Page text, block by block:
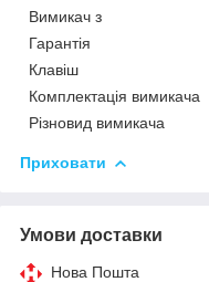
Вимикач з
Гарантія
Клавіш
Комплектація вимикача
Різновид вимикача
Приховати
Умови доставки
Нова Пошта